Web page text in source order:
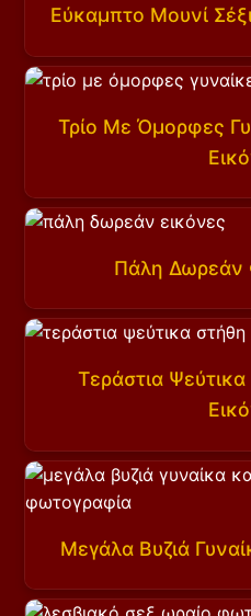
Εύκαμπτο Μουνί
Τρίο Με Όμορφες
Πάλη Δωρεάν
Τεράστια
Μεγάλα Βυζιά